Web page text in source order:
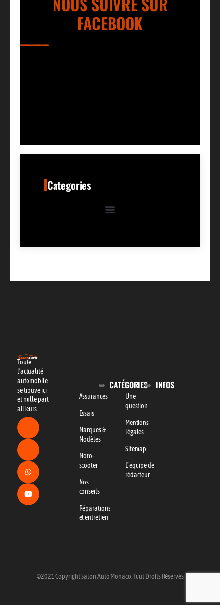
FACEBOOK
Categories
Toute
l’actualité
automobile
se trouve ici
et nulle part
ailleurs.
CATÉGORIES
Assurances
Essais
Marques &
Modèles
Moto-
scooter
Nos
conseils
Réparations
et entretien
INFOS
Une
question
Mentions
légales
Sitemap
L"equipe de
rédacteur
©2021 Copyright Salon Auto Monaco. Tout Droits Réservés